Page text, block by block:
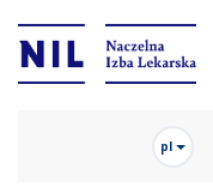
pl